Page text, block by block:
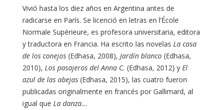
Vivió hasta los diez años en Argentina antes de
radicarse en París. Se licenció en letras en l’École
Normale Supérieure, es profesora universitaria, editora
y traductora en Francia. Ha escrito las novelas La casa
de los conejos (Edhasa, 2008), Jardín blanco (Edhasa,
2010), Los pasajeros del Anna C. (Edhasa, 2012) y El
azul de las abejas (Edhasa, 2015), las cuatro fueron
publicadas originalmente en francés por Gallimard, al
igual que La danza...